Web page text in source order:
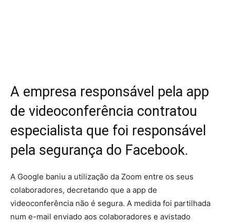
A empresa responsável pela app
de videoconferência contratou
especialista que foi responsável
pela segurança do Facebook.
A Google baniu a utilização da Zoom entre os seus
colaboradores, decretando que a app de
videoconferência não é segura. A medida foi partilhada
num e-mail enviado aos colaboradores e avistado